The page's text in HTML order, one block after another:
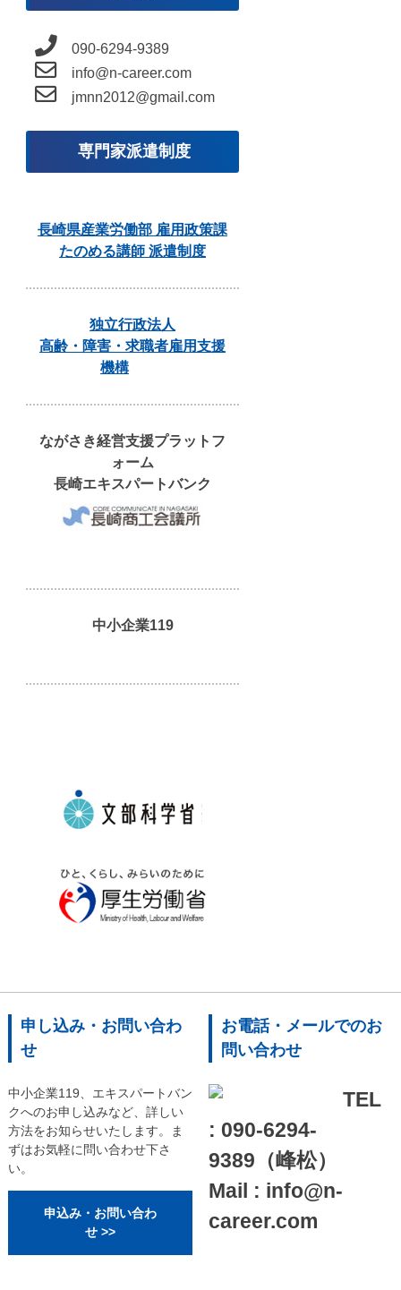
090-6294-9389
info@n-career.com
jmnn2012@gmail.com
専門家派遣制度
長崎県産業労働部 雇用政策課
たのめる講師 派遣制度
独立行政法人
高齢・障害・求職者雇用支援
機構
ながさき経営支援プラットフ
ォーム
長崎エキスパートバンク
中小企業119
申し込み・お問い合わ
せ
中小企業119、エキスパートバン
クへのお申し込みなど、詳しい
方法をお知らせいたします。ま
ずはお気軽に問い合わせ下さ
い。
申込み・お問い合わ
せ >>
お電話・メールでのお
問い合わせ
TEL
: 090-6294-
9389（峰松）
Mail : info@n-
career.com